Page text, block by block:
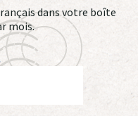
dans votre boîte
mois.